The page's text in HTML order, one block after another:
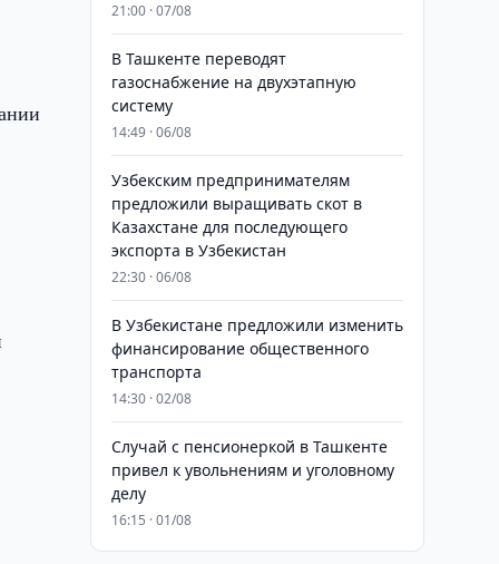
21:00 · 07/08
В Ташкенте переводят
газоснабжение на двухэтапную
систему
14:49 · 06/08
Узбекским предпринимателям
предложили выращивать скот в
Казахстане для последующего
экспорта в Узбекистан
22:30 · 06/08
В Узбекистане предложили изменить
финансирование общественного
транспорта
14:30 · 02/08
Случай с пенсионеркой в Ташкенте
привел к увольнениям и уголовному
делу
16:15 · 01/08